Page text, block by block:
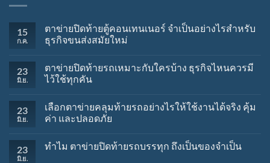
15
ก.ค.
ตาข่ายปิดท้ายตู้คอนเทนเนอร์ จำเป็นอย่างไรสำหรับ
ธุรกิจขนส่งสมัยใหม่
23
มิ.ย.
ตาข่ายปิดท้ายรถเหมาะกับใครบ้าง ธุรกิจไหนควรมี
ไว้ใช้ทุกคัน
23
มิ.ย.
เลือกตาข่ายคลุมท้ายรถอย่างไรให้ใช้งานได้จริง คุ้ม
ค่า และปลอดภัย
23
มิ.ย.
ทำไม ตาข่ายปิดท้ายรถบรรทุก ถึงเป็นของจำเป็น